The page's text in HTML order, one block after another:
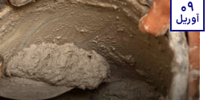
09
آوریل